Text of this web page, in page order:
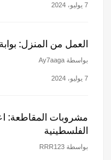
7 يوليو، 2024
العمل من المنزل:
بواسطة Ay7aaga
7 يوليو، 2024
مشروبات المقاطعة:
الفلسطينية
بواسطة RRR123